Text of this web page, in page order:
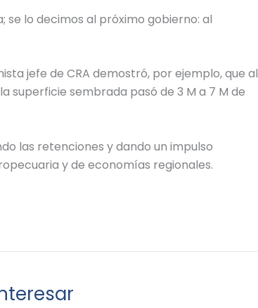
se lo decimos al próximo gobierno: al
jefe de CRA demostró, por ejemplo, que al
superficie sembrada pasó de 3 M a 7 M de
las retenciones y dando un impulso
y de economías regionales.